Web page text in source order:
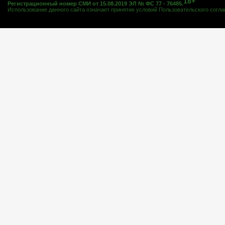
Регистрационный номер СМИ от 15.08.2019 ЭЛ № ФС 77 - 76485.
Использование данного сайта означает принятие условий Пользовательского